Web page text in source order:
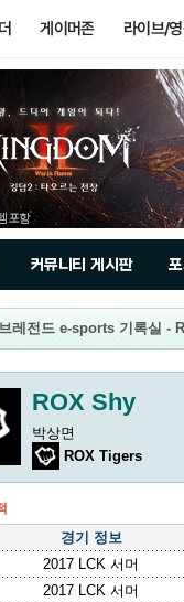
게이머존 라이브/
커뮤니티 게시판
레전드 e-sports 기록실 -
ROX Shy
박상면
ROX Tigers
경기 정보
2017 LCK 서머
2017 LCK 서머